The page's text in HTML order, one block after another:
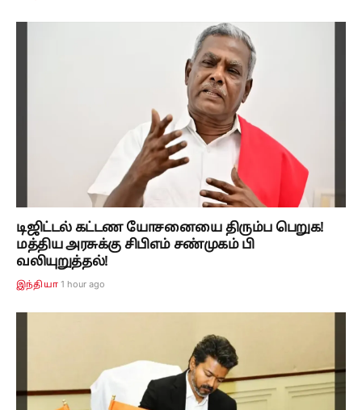
டிஜிட்டல் கட்டண யோசனையை திரும்ப பெறுக!
மத்திய அரசுக்கு சிபிஎம் சண்முகம் பி
வலியுறுத்தல்!
இந்தியா 1 hour ago